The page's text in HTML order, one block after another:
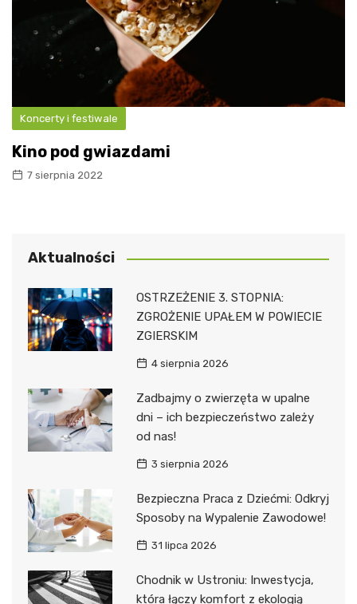
Koncerty i festiwale
Kino pod gwiazdami
7 sierpnia 2022
Aktualności
OSTRZEŻENIE 3. STOPNIA:
ZGROŻENIE UPAŁEM W POWIECIE
ZGIERSKIM
4 sierpnia 2026
Zadbajmy o zwierzęta w upalne
dni – ich bezpieczeństwo zależy
od nas!
3 sierpnia 2026
Bezpieczna Praca z Dziećmi: Odkryj
Sposoby na Wypalenie Zawodowe!
31 lipca 2026
Chodnik w Ustroniu: Inwestycja,
która łączy komfort z ekologią